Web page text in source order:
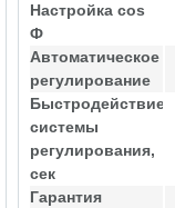
Настройка cos
Ф
Автоматическое
регулирование
Быстродействие
системы
регулирования,
сек
Гарантия